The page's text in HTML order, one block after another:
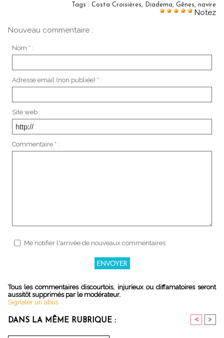
Tags : Costa Croisières, Diadema, Gênes, navire
Notez
Nouveau commentaire :
Nom * :
Adresse email (non publiée) * :
Site web :
Commentaire * :
Me notifier l'arrivée de nouveaux commentaires
Tous les commentaires discourtois, injurieux ou diffamatoires seront
aussitôt supprimés par le modérateur.
Signaler un abus
DANS LA MÊME RUBRIQUE : < >